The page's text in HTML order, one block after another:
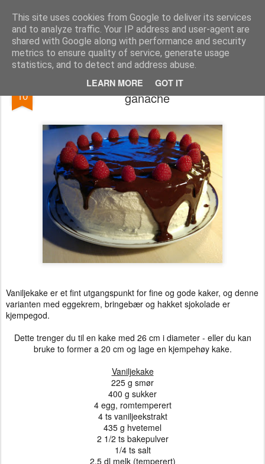
This site uses cookies from Google to deliver its services
and to analyze traffic. Your IP address and user-agent are
shared with Google along with performance and security
metrics to ensure quality of service, generate usage
statistics, and to detect and address abuse.
LEARN MORE GOT IT
Kakelokket.no
10
Festkake med eggekrem, bringebær og
ganache
Vaniljekake er et fint utgangspunkt for fine og gode kaker, og denne
varianten med eggekrem, bringebær og hakket sjokolade er
kjempegod.
Dette trenger du til en kake med 26 cm i diameter - eller du kan
bruke to former a 20 cm og lage en kjempehøy kake.
Vaniljekake
225 g smør
400 g sukker
4 egg, romtemperert
4 ts vaniljeekstrakt
435 g hvetemel
2 1/2 ts bakepulver
1/4 ts salt
2,5 dl melk (temperert)